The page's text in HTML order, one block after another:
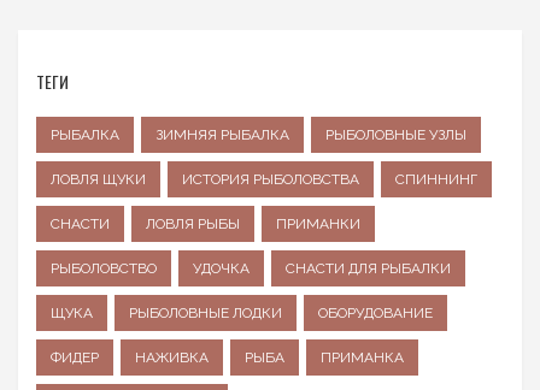
ТЕГИ
РЫБАЛКА ЗИМНЯЯ РЫБАЛКА РЫБОЛОВНЫЕ УЗЛЫ
ЛОВЛЯ ЩУКИ ИСТОРИЯ РЫБОЛОВСТВА СПИННИНГ
СНАСТИ ЛОВЛЯ РЫБЫ ПРИМАНКИ
РЫБОЛОВСТВО УДОЧКА СНАСТИ ДЛЯ РЫБАЛКИ
ЩУКА РЫБОЛОВНЫЕ ЛОДКИ ОБОРУДОВАНИЕ
ФИДЕР НАЖИВКА РЫБА ПРИМАНКА